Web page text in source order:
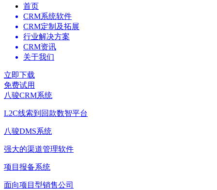
首页
CRM系统软件
CRM定制及拓展
行业解决方案
CRM资讯
关于我们
立即下载
免费试用
八骏CRM系统
L2C线索到回款数智平台
八骏DMS系统
强大的渠道管理软件
项目报备系统
面向项目型销售公司